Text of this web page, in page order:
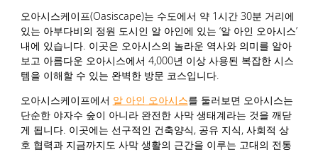
오아시스케이프(Oasiscape)는 수도에서 약 1시간 30분 거리에
있는 아부다비의 정원 도시인 알 아인에 있는 ‘알 아인 오아시스’
내에 있습니다. 이곳은 오아시스의 놀라운 역사와 의미를 알아
보고 아름다운 오아시스에서 4,000년 이상 사용된 복잡한 시스
템을 이해할 수 있는 완벽한 방문 코스입니다.
오아시스케이프에서 알 아인 오아시스를 둘러보면 오아시스는
단순한 야자수 숲이 아니라 완전한 사막 생태계라는 것을 깨닫
게 됩니다. 이곳에는 선구적인 건축양식, 공유 지식, 사회적 상
호 협력과 지금까지도 사막 생활의 근간을 이루는 고대의 전통